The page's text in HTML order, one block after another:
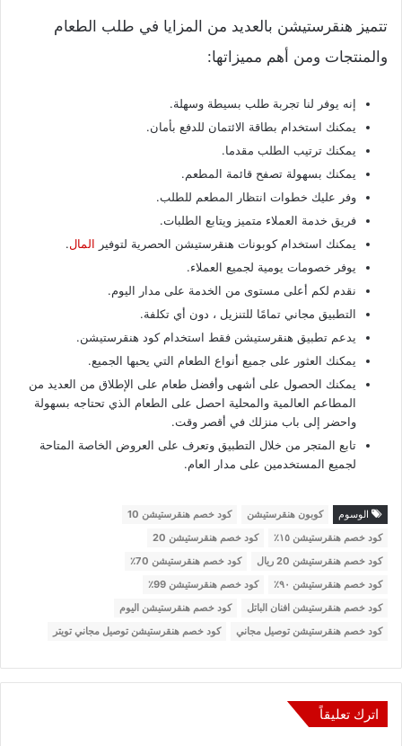
تتميز هنقرستيشن بالعديد من المزايا في طلب الطعام
والمنتجات ومن أهم مميزاتها:
إنه يوفر لنا تجربة طلب بسيطة وسهلة.
يمكنك استخدام بطاقة الائتمان للدفع بأمان.
يمكنك ترتيب الطلب مقدما.
يمكنك بسهولة تصفح قائمة المطعم.
وفر عليك خطوات انتظار المطعم للطلب.
فريق خدمة العملاء متميز ويتابع الطلبات.
يمكنك استخدام كوبونات هنقرستيشن الحصرية لتوفير المال.
يوفر خصومات يومية لجميع العملاء.
نقدم لكم أعلى مستوى من الخدمة على مدار اليوم.
التطبيق مجاني تمامًا للتنزيل ، دون أي تكلفة.
يدعم تطبيق هنقرستيشن فقط استخدام كود هنقرستيشن.
يمكنك العثور على جميع أنواع الطعام التي يحبها الجميع.
يمكنك الحصول على أشهى وأفضل طعام على الإطلاق من العديد من
المطاعم العالمية والمحلية احصل على الطعام الذي تحتاجه بسهولة
واحضر إلى باب منزلك في أقصر وقت.
تابع المتجر من خلال التطبيق وتعرف على العروض الخاصة المتاحة
لجميع المستخدمين على مدار العام.
الوسوم كوبون هنقرستيشن
كود خصم هنقرستيشن 10
كود خصم هنقرستيشن ١٥٪
كود خصم هنقرستيشن 20
كود خصم هنقرستيشن 20 ريال
كود خصم هنقرستيشن 70٪
كود خصم هنقرستيشن ٩٠٪
كود خصم هنقرستيشن 99٪
كود خصم هنقرستيشن افنان الباتل
كود خصم هنقرستيشن اليوم
كود خصم هنقرستيشن توصيل مجاني
كود خصم هنقرستيشن توصيل مجاني تويتر
اترك تعليقاً